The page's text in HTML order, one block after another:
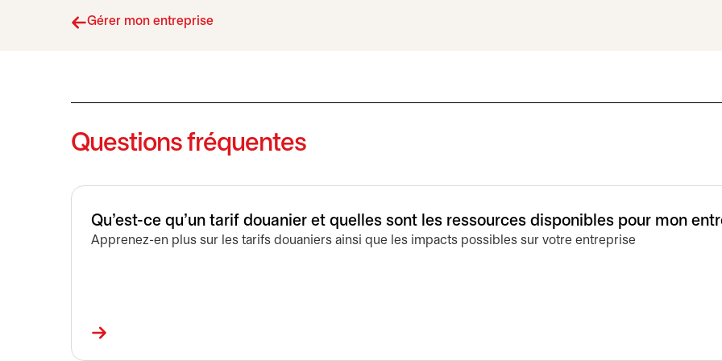
Gérer mon entreprise
Questions fréquentes
Qu’est-ce qu’un tarif douanier et quelles sont les ressources disponibles pour mon
Apprenez-en plus sur les tarifs douaniers ainsi que les impacts possibles sur votre entreprise